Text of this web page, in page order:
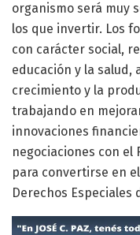
organismo será muy
los que invertir. Los
con carácter social,
educación y la salud,
crecimiento y la
trabajando en
innovaciones
negociaciones con
para convertirse en
Derechos Especiales